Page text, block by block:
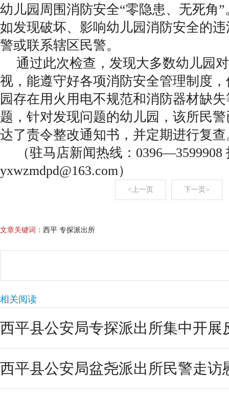
幼儿园周围消防安全“零隐患、无死角
如发现破坏、影响幼儿园消防安全的
警或联系辖区民警。
通过此次检查，发现大多数幼儿园
视，能遵守好各项消防安全管理制度
园存在用火用电不规范和消防器材缺
题，针对发现问题的幼儿园，该所民
达了责令整改通知书，并定期进行复查
（驻马店新闻热线：0396—3599908
yxwzmdpd@163.com）
<上一页 下一页>
文章关键词： 西平 专探派出所
相关阅读
西平县公安局专探派出所集中开展
西平县公安局盆尧派出所民警走访